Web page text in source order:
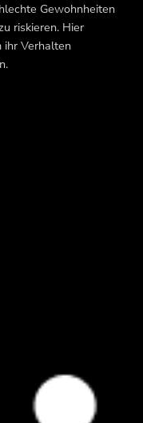
Gewohnheiten
riskieren. Hier
ihr Verhalten